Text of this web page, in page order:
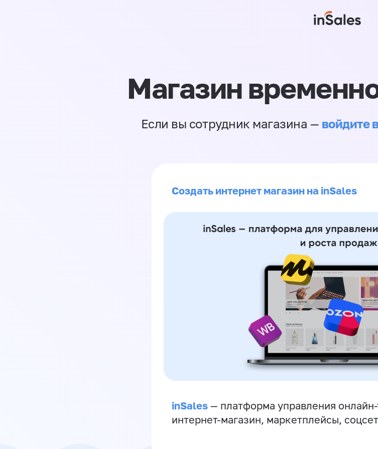
Магазин
Если вы сотрудник магазина — войдите
Создать интернет магазин на inSales
inSales — платформа управления
интернет-магазин, маркетплейсы,